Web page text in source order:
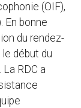
(OIF),
En bonne
du rendez-
début du
RDC a